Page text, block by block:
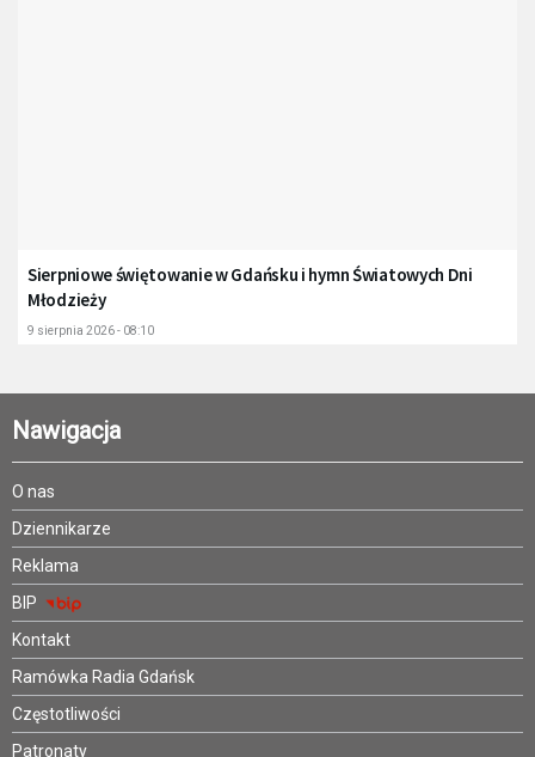
Sierpniowe świętowanie w Gdańsku i hymn Światowych Dni
Młodzieży
9 sierpnia 2026 - 08:10
Nawigacja
O nas
Dziennikarze
Reklama
BIP
Kontakt
Ramówka Radia Gdańsk
Częstotliwości
Patronaty